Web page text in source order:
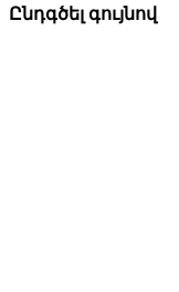
Ընդգծել գույնով